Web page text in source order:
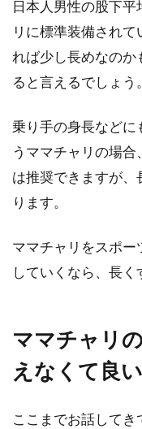
日本人男性の股下
リに標準装備され
れば少し長めなの
ると言えるでしょう。
乗り手の身長などに
うママチャリの場
は推奨できますが
ります。
ママチャリをスポー
していくなら、長く
ママチャリ
えなくて良い
ここまでお話して